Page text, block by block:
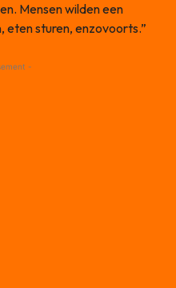
Mensen wilden een
eten sturen, enzovoorts.”
-